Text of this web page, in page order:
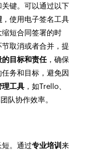
键。可以通过以下
，使用电子签名工具
短合同签署的时
节取消或者合并，提
的目标和责任，确保
务和目标，避免因
理工具 ，如Trello、
队协作效率。
短。通过专业培训来